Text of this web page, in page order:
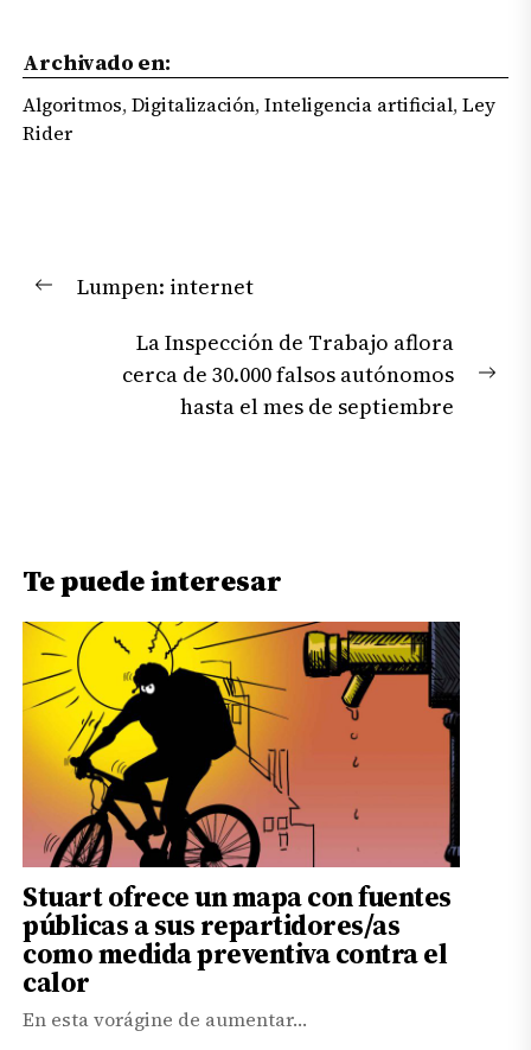
Archivado en:
Algoritmos,Digitalización,Inteligencia artificial,Ley
Rider
de
entradas
Previous
Lumpen: internet
La Inspección de Trabajo aflora
cerca de 30.000 falsos autónomos
hasta el mes de septiembre
Te puede interesar
Stuart ofrece un mapa con fuentes
públicas a sus repartidores/as
como medida preventiva contra el
calor
En esta vorágine de aumentar…